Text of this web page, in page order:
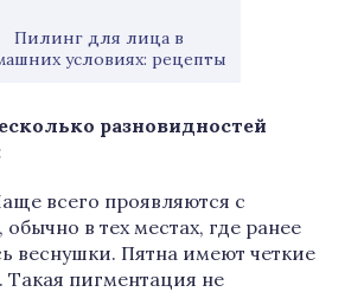
Пилинг для лица в
условиях: рецепты
разновидностей
всего проявляются с
обычно в тех местах, где ранее
веснушки. Пятна имеют четкие
Такая пигментация не